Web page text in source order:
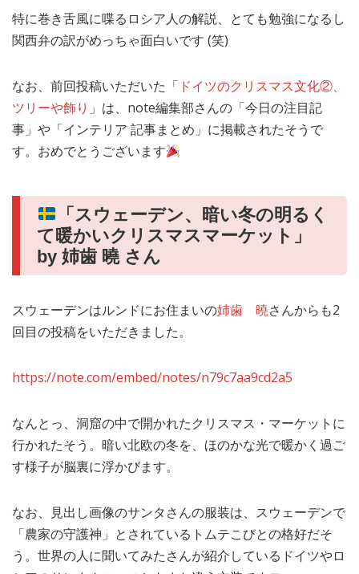
特に巻き舌風に喋るロシア人の解説、とても勉強になるし
関西弁の訳がめっちゃ面白いです (笑)
なお、前回投稿いただいた「 ドイツのクリスマス文化②、
ツリーや飾り 」は、note編集部さんの「今日の注目記
事」や「インテリア 記事まとめ」に掲載されたそうで
す。おめでとうございます
「スウェーデン、暗い冬の明るく
て暖かいクリスマスマーケット」
by 姉歯 曉 さん
スウェーデンはルンドにお住まいの姉歯 曉さんからも2
回目の投稿をいただきました。
https://note.com/embed/notes/n79c7aa9cd2a5
なんとっ、洞窟の中で開かれたクリスマス・マーケットに
行かれたそう。暗い北欧の冬を、ほのかな光で暖かく過ご
す様子が脳裏に浮かびます。
なお、見出し画像のサンタさんの服装は、スウェーデンで
「農家の守護神」とされているトムテこびとの格好だそ
う。世界の人に聞いてみたさんが紹介しているドイツやロ